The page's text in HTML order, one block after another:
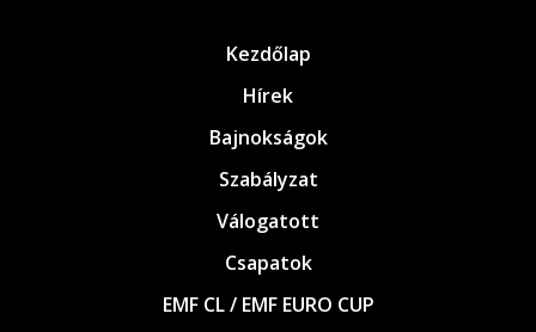
Kezdőlap
Hírek
Bajnokságok
Szabályzat
Válogatott
Csapatok
EMF CL / EMF EURO CUP